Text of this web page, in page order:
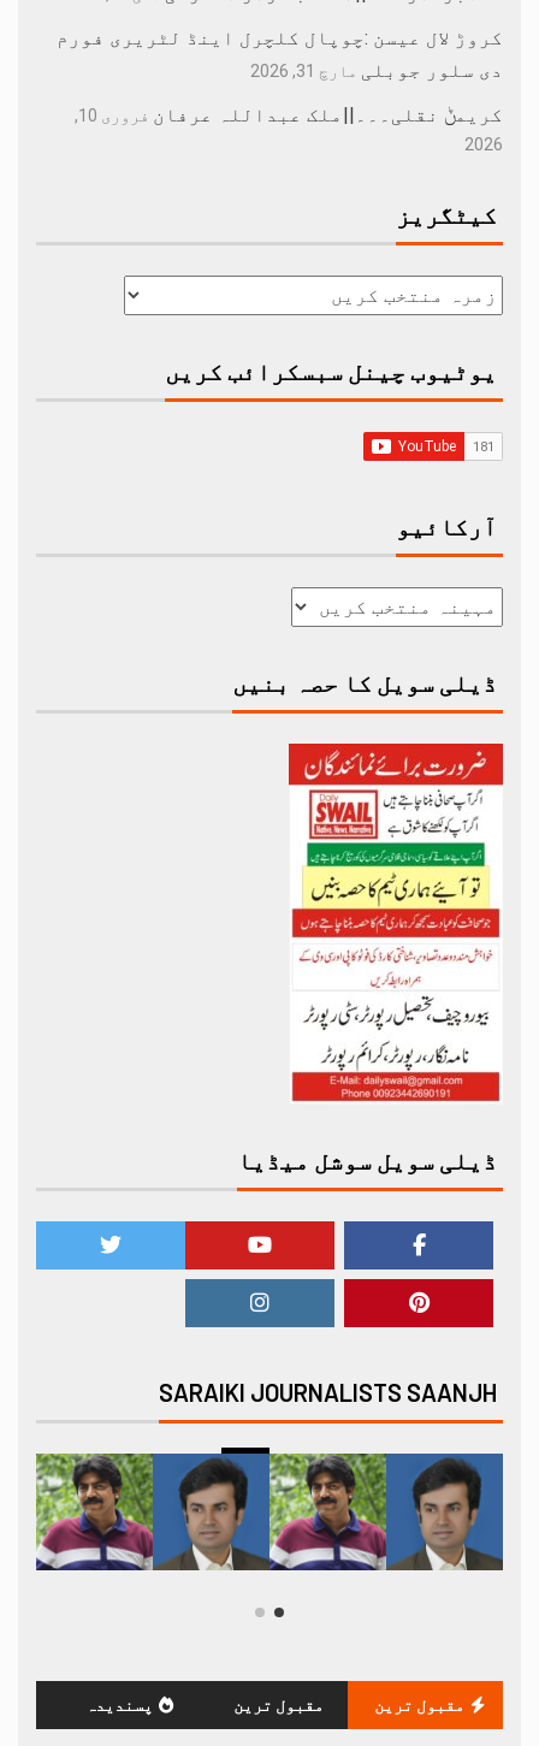
کروڑ لال عیسن :چوپال کلچرل اینڈ لٹریری فورم
دی سلور جوبلی مارچ 31, 2026
کریمݨ نقلی۔۔۔||ملک عبداللہ عرفان
فروری 10,
2026
کیٹگریز
یوٹیوب چینل سبسکرائب کریں
آرکائیو
ڈیلی سویل کا حصہ بنیں
ڈیلی سویل سوشل میڈیا
SARAIKI JOURNALISTS SAANJH
مقبول ترین مقبول ترین پسندیدہ